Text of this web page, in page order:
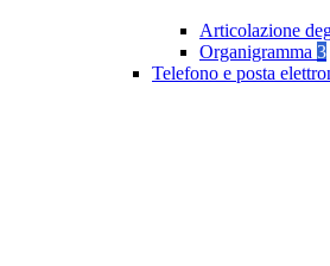
Articolazione
Organigramma 3
Telefono e posta